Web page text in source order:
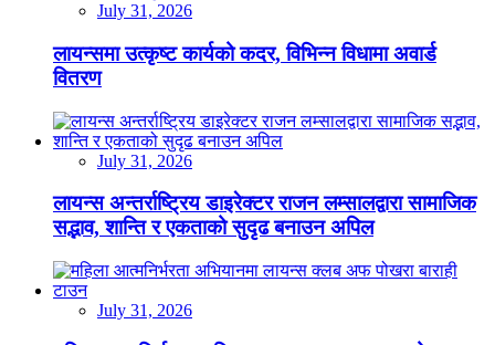
July 31, 2026
लायन्समा उत्कृष्ट कार्यको कदर, विभिन्न विधामा अवार्ड
वितरण
July 31, 2026
लायन्स अन्तर्राष्ट्रिय डाइरेक्टर राजन लम्सालद्वारा सामाजिक
सद्भाव, शान्ति र एकताको सुदृढ बनाउन अपिल
July 31, 2026